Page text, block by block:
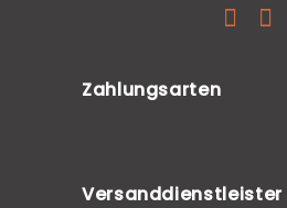
Zahlungsarten
Versanddienstleister